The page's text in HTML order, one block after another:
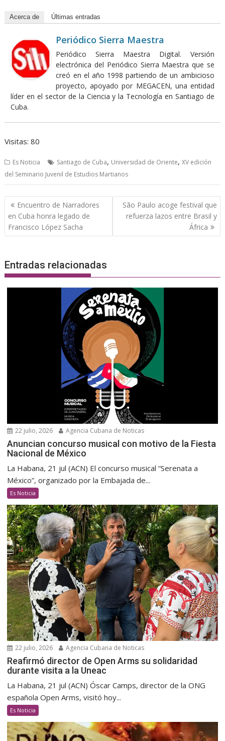
Acerca de Últimas entradas
Periódico Sierra Maestra
Periódico Sierra Maestra Digital. Versión
electrónica del Periódico Sierra Maestra que se
creó en el año 1998 partiendo de un ambicioso
proyecto, apoyado por MEGACEN, una entidad
líder en el sector de la Ciencia y la Tecnología en Santiago de
Cuba.
Visitas: 80
Es Noticia Santiago de Cuba, Universidad de Oriente,XV edición
del Seminario Juvenil de Estudios Martianos
Navegación
de
entradas
Encuentro de Narradores
en Cuba honra legado de
Francisco López Sacha
São Paulo acoge festival que
refuerza lazos entre Brasil y
África
Entradas relacionadas
22 julio, 2026 Agencia Cubana de Noticas
Anuncian concurso musical con motivo de la Fiesta
Nacional de México
La Habana, 21 jul (ACN) El concurso musical “Serenata a
México”, organizado por la Embajada de...
Es Noticia
22 julio, 2026 Agencia Cubana de Noticas
Reafirmó director de Open Arms su solidaridad
durante visita a la Uneac
La Habana, 21 jul (ACN) Óscar Camps, director de la ONG
española Open Arms, visitó hoy...
Es Noticia